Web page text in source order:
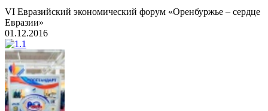
VI Евразийский экономический форум «Оренбуржье – сердце
Евразии»
01.12.2016